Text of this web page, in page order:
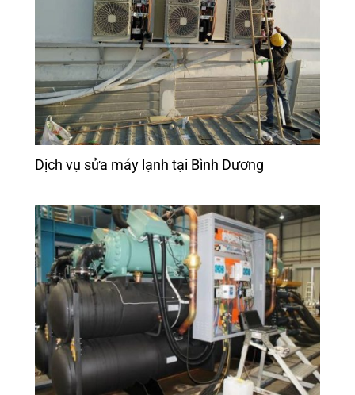
Dịch vụ sửa máy lạnh tại Bình Dương